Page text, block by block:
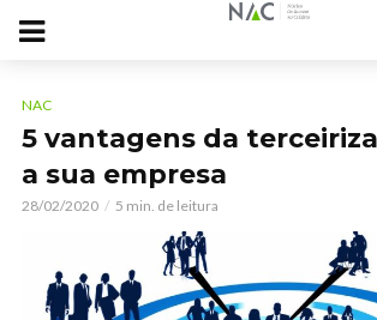
NAC
5 vantagens da
a sua empresa
28/02/2020 5 min. de leitura